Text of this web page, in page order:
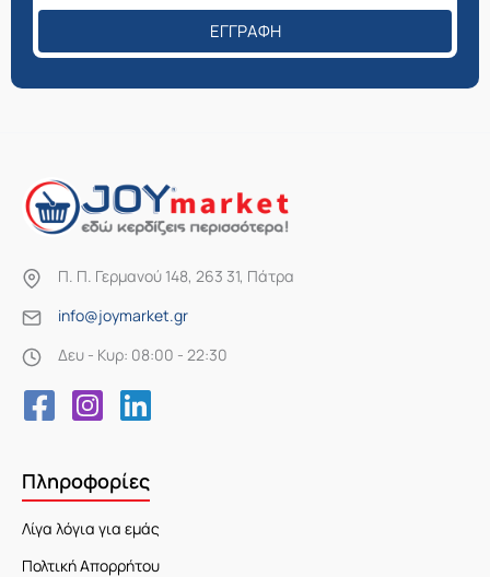
ΕΓΓΡΑΦΉ
Π. Π. Γερμανού 148, 263 31, Πάτρα
info@joymarket.gr
Δευ - Κυρ: 08:00 - 22:30
Πληροφορίες
Λίγα λόγια για εμάς
Πολτική Απορρήτου